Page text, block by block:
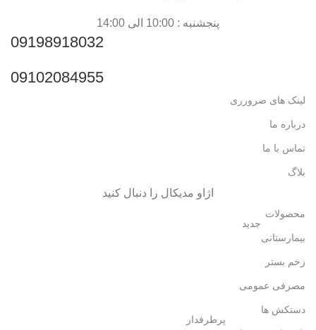
پنجشنبه : 10:00 الی 14:00
09198918032
09102084955
لینک های ضرورری
درباره ما
تماس با ما
بلاگ
اژاو مدیکال را دنبال کنید
محصولات
بیمارستانی
جدید
زخم بستر
مصرفی عمومی
دستکش ها
پرطرفدار